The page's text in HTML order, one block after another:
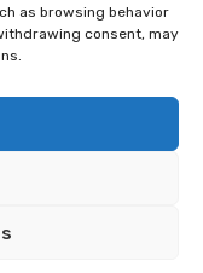
as browsing behavior
consent, may
| Alle Rechten